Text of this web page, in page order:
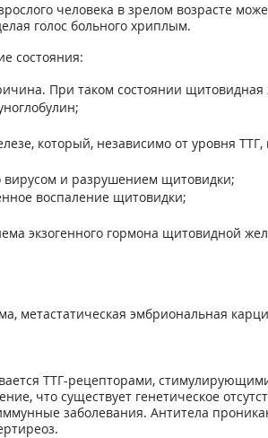
человека в зрелом возрасте
голос больного хриплым.
состояния:
При таком состоянии
который, независимо от уровня
вирусом и разрушением щитовидки;
воспаление щитовидки;
экзогенного гормона щитовидной
метастатическая эмбриональная
ТТГ-рецепторами,
что существует генетическое
заболевания. Антитела